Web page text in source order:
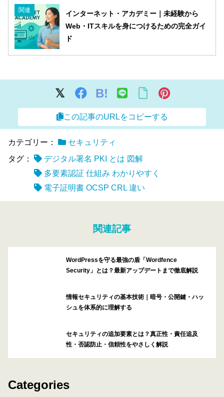
関連
インターネット・アカデミー｜未経験から
Web・ITスキルを身につけるための完全ガイ
ド
B!
この記事のURLをコピーする
カテゴリー：
セキュリティ
タグ：
デジタル署名 PKI とは 図解
多要素認証 仕組み わかりやすく
電子証明書 OCSP CRL 違い
関連記事
WordPressを守る最強の盾「Wordfence
Security」とは？最新アップデートまで徹底解説
情報セキュリティの基本技術｜暗号・公開鍵・ハッ
シュを体系的に理解する
セキュリティの追加要素とは？真正性・責任追及
性・否認防止・信頼性をやさしく解説
Categories